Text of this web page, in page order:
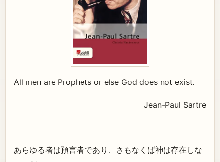
All men are Prophets or else God does not exist.
Jean-Paul Sartre
あらゆる者は預言者であり、さもなくば神は存在しな